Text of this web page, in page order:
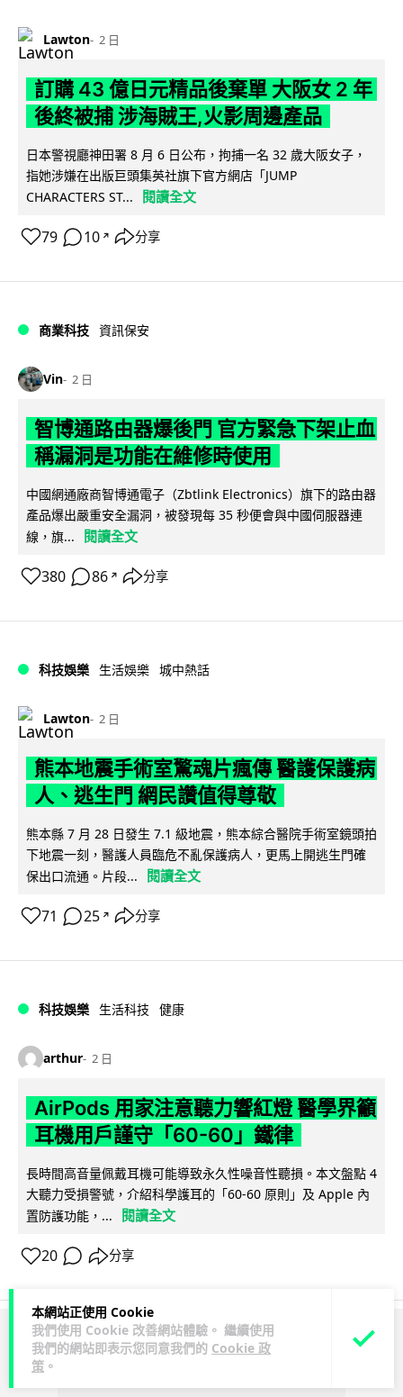
本網站正使用 Cookie
我們使用 Cookie 改善網站體驗。 繼續使用
我們的網站即表示您同意我們的 Cookie 政
策 。
Lawton 2 日
訂購 43 億日元精品後棄單 大阪女 2 年
後終被捕 涉海賊王,火影周邊產品
日本警視廳神田署 8 月 6 日公布，拘捕一名 32 歲大阪女子，
指她涉嫌在出版巨頭集英社旗下官方網店「JUMP
CHARACTERS ST...
閱讀全文
79 10 ↗ 分享
商業科技 資訊保安
Vin 2 日
智博通路由器爆後門 官方緊急下架止血
稱漏洞是功能在維修時使用
中國網通廠商智博通電子（Zbtlink Electronics）旗下的路由器
產品爆出嚴重安全漏洞，被發現每 35 秒便會與中國伺服器連
線，旗...
閱讀全文
380 86 ↗ 分享
科技娛樂 生活娛樂 城中熱話
Lawton 2 日
熊本地震手術室驚魂片瘋傳 醫護保護病
人、逃生門 網民讚值得尊敬
熊本縣 7 月 28 日發生 7.1 級地震，熊本綜合醫院手術室鏡頭拍
下地震一刻，醫護人員臨危不亂保護病人，更馬上開逃生門確
保出口流通。片段...
閱讀全文
71 25 ↗ 分享
科技娛樂 生活科技 健康
arthur 2 日
AirPods 用家注意聽力響紅燈 醫學界籲
耳機用戶謹守「60-60」鐵律
長時間高音量佩戴耳機可能導致永久性噪音性聽損。本文盤點 4
大聽力受損警號，介紹科學護耳的「60-60 原則」及 Apple 內
置防護功能，...
閱讀全文
20 分享
ADVERTISEMENT